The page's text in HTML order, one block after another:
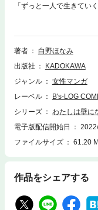
「ずっと一人で生きてい
著者
白野ほなみ
出版社
KADOKAWA
ジャンル
女性マンガ
レーベル
B's-LOG
シリーズ
わたしは壁に
電子版配信開始日
ファイルサイズ
61.20
作品をシェアする